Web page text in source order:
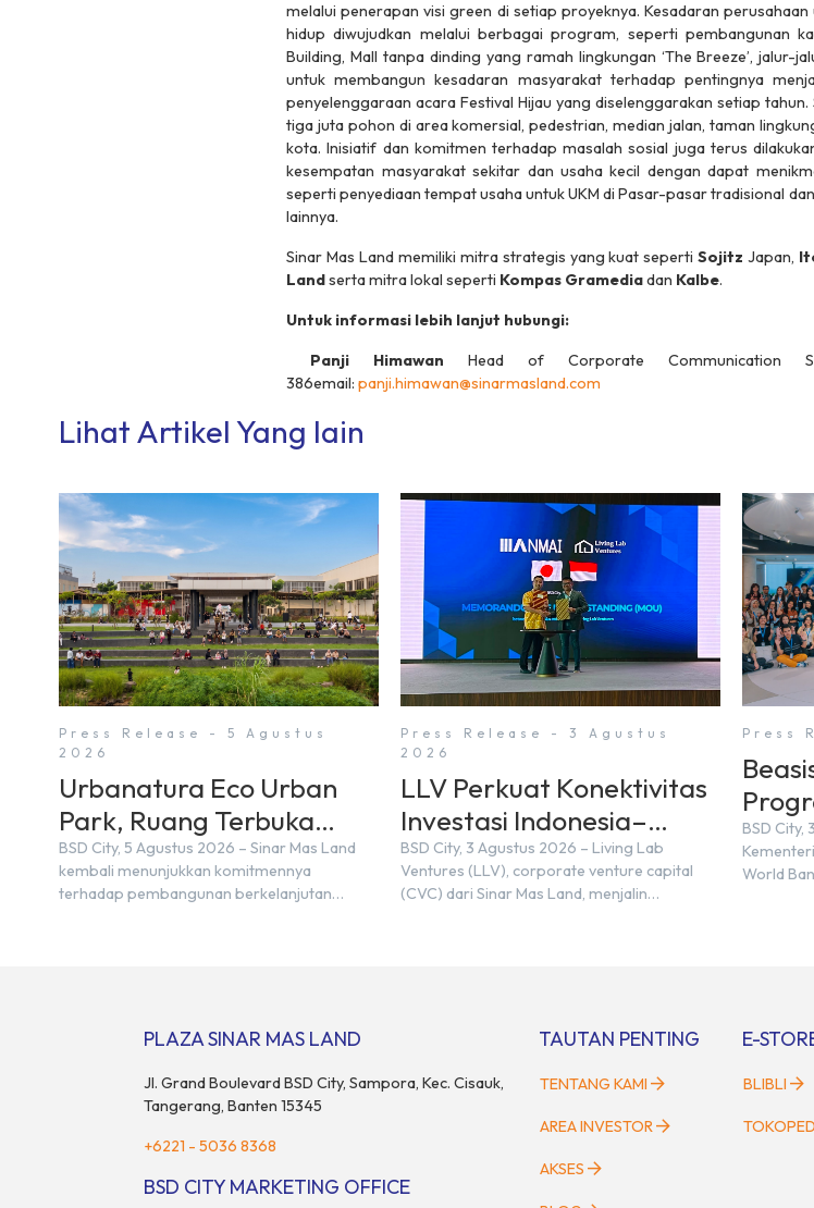
melalui penerapan visigreen di setiap proyeknya. Kesadaran
hidup diwujudkan melalui berbagai program, seperti pembangunan
Building, Mall tanpa dinding yang ramah lingkungan ‘The Breeze’,
untuk membangun kesadaran masyarakat terhadap pentingnya
penyelenggaraan acara Festival Hijau yang diselenggarakan setiap
tiga juta pohon di area komersial, pedestrian, median jalan, taman
kota. Inisiatif dan komitmen terhadap masalah sosial juga terus
kesempatan masyarakat sekitar dan usaha kecil dengan dapat
seperti penyediaan tempat usaha untuk UKM di Pasar-pasar tradisional
lainnya.
Sinar Mas Land memiliki mitra strategis yang kuat sepertiSojitz Japan,
Landserta mitra lokal seperti Kompas Gramediadan Kalbe.
Untuk informasi lebih lanjut hubungi:
Panji Himawan Head of Corporate
386email:panji.himawan@sinarmasland.com
Lihat Artikel Yang lain
Press Release - 5 Agustus
2026
Urbanatura Eco Urban
Park, Ruang Terbuka
Hijau Baru di BSD City
BSD City, 5 Agustus 2026 – Sinar Mas Land
kembali menunjukkan komitmennya
terhadap pembangunan berkelanjutan
Green Pathway. Transformasi ini merupakan
Press Release - 3 Agustus
2026
LLV Perkuat Konektivitas
Investasi Indonesia–
Jepang (FDI) pada 2025
BSD City, 3 Agustus 2026 – Living Lab
Ventures (LLV), corporate venture capital
(CVC) dari Sinar Mas Land, menjalin
Bayu Seto (Partner at Living Lab Ventures)
Press
City
BSD City,
World
PLAZA SINAR MAS LAND
Jl. Grand Boulevard BSD City, Sampora, Kec. Cisauk,
Tangerang, Banten 15345
+6221 - 5036 8368
BSD CITY MARKETING OFFICE
TAUTAN PENTING
TENTANG KAMI
AREA INVESTOR
AKSES
E-
BLIBLI